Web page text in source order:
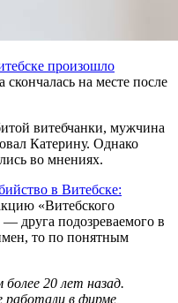
произошло
скончалась на месте после
витебчанки, мужчина
Катерину. Однако
во мнениях.
в Витебске:
«Витебского
друга подозреваемого в
то по понятным
20 лет назад.
работали в фирме,